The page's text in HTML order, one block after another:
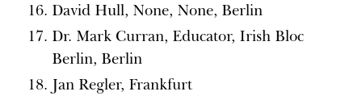
David Hull, None, None, Berlin
Dr. Mark Curran, Educator, Irish Bloc
Berlin, Berlin
Jan Regler, Frankfurt